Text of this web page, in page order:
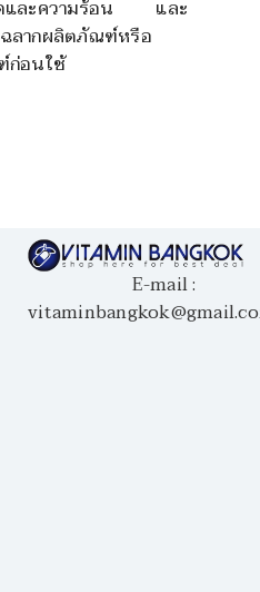
และความร้อน และ
ลากผลิตภัณฑ์หรือ
ก่อนใช้
E-mail :